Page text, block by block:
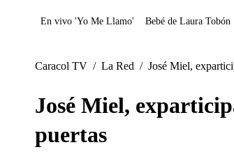
Juegos
En vivo 'Yo Me Llamo' Bebé de Laura Tobón
Caracol TV / La Red / José Miel,
José Miel,
puertas